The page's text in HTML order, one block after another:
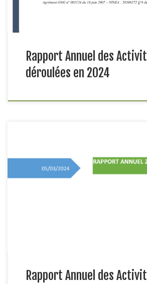
Rapport Annuel des
déroulées en 2024
Au début de l’exercice 2023, l’ONG
de travail annuel conformémentà son plan
cet exercice, les actions ont couvert les
Rapport Annuel des